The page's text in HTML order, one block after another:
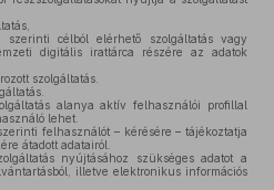
szerinti célból elérhető szolgáltatás vagy
digitális irattárca részére az adatok
szolgáltatás.
alanya aktív felhasználói profillal
lehet.
felhasználót – kérésére – tájékoztatja
átadott adatairól.
nyújtásához szükséges adatot a
illetve elektronikus információs